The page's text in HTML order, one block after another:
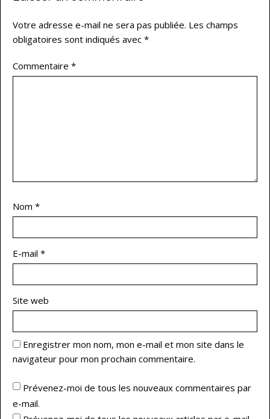
Votre adresse e-mail ne sera pas publiée. Les champs
obligatoires sont indiqués avec *
Commentaire *
Nom *
E-mail *
Site web
Enregistrer mon nom, mon e-mail et mon site dans le
navigateur pour mon prochain commentaire.
Prévenez-moi de tous les nouveaux commentaires par
e-mail.